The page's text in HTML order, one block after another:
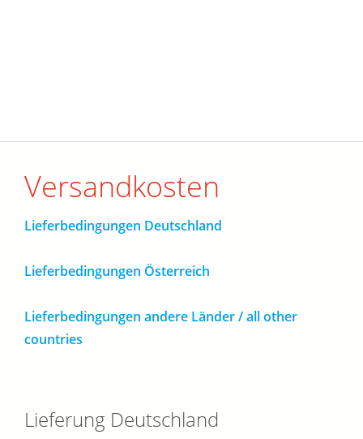
Versandkosten
Lieferbedingungen Deutschland
Lieferbedingungen Österreich
Lieferbedingungen andere Länder / all other
countries
Lieferung Deutschland